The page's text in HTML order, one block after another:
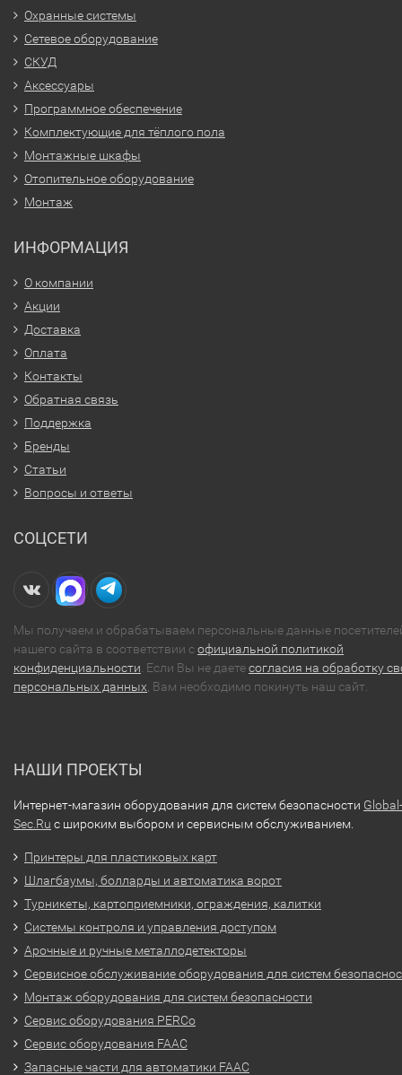
Охранные системы
Сетевое оборудование
СКУД
Аксессуары
Программное обеспечение
Комплектующие для тёплого пола
Монтажные шкафы
Отопительное оборудование
Монтаж
ИНФОРМАЦИЯ
О компании
Акции
Доставка
Оплата
Контакты
Обратная связь
Поддержка
Бренды
Статьи
Вопросы и ответы
СОЦСЕТИ
Мы получаем и обрабатываем персональные данные
нашего сайта в соответствии софициальной политикой
конфиденциальности . Если Вы не даетесогласия на обработку
персональных данных , Вам необходимо покинуть наш сайт.
НАШИ ПРОЕКТЫ
Интернет-магазин оборудования для систем безопасности Global-
Sec.Ru с широким выбором и сервисным обслуживанием.
Принтеры для пластиковых карт
Шлагбаумы, болларды и автоматика ворот
Турникеты, картоприемники, ограждения, калитки
Системы контроля и управления доступом
Арочные и ручные металлодетекторы
Сервисное обслуживание оборудования для систем
Монтаж оборудования для систем безопасности
Сервис оборудования PERCo
Сервис оборудования FAAC
Запасные части для автоматики FAAC